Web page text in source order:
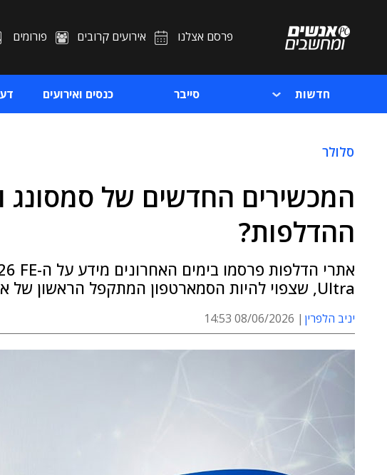
פרסם אצלנו אירועים קרובים פורומים
חדשות סייבר כנסים ואירועים
סלולר
המכשירים החדשים של סמסונג
ההדלפות?
Ultra, שצפוי להיות הסמארטפון המתקפל הראשון של אפל
יניב הלפרין 08/06/2026 14:53